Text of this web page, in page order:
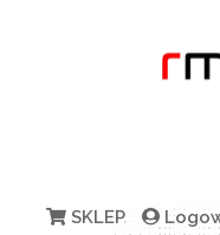
SKLEP